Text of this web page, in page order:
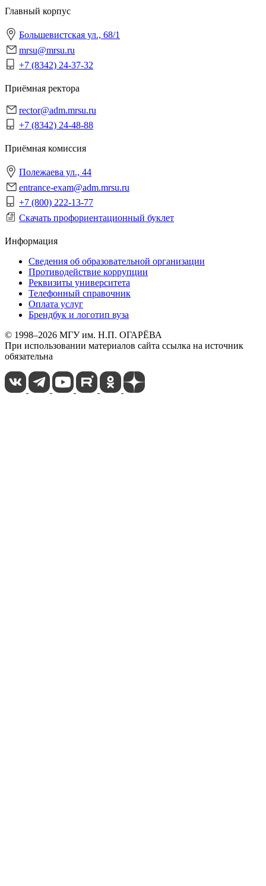
Главный корпус
Большевистская ул., 68/1
mrsu@mrsu.ru
+7 (8342) 24-37-32
Приёмная ректора
rector@adm.mrsu.ru
+7 (8342) 24-48-88
Приёмная комиссия
Полежаева ул., 44
entrance-exam@adm.mrsu.ru
+7 (800) 222-13-77
Скачать профориентационный буклет
Информация
Сведения об образовательной организации
Противодействие коррупции
Реквизиты университета
Телефонный справочник
Оплата услуг
Брендбук и логотип вуза
© 1998–2026 МГУ им. Н.П. ОГАРЁВА
При использовании материалов сайта ссылка на источник
обязательна